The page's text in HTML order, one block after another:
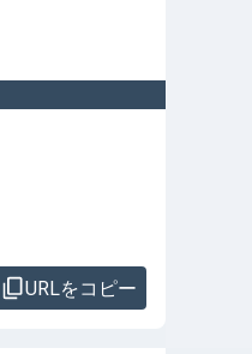
URLをコピー